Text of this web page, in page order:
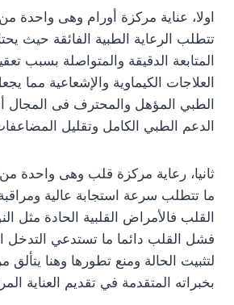
اولا، عناية مركزة أورام وهى واحدة
تتطلب الرعاية الطبية الفائقة حيث
المتابعة الدقيقة والمتواصلة بسبب
العلاجات الكيماوية والإشعاعية مما
الطبي المؤهل والمحترف فى المجال
الدعم الطبي الكامل وتقليل
ثانيا، رعاية مركزة قلب وهى واحدة
ما تتطلب سرعة استجابة عالية
القلب فالأمراض القلبية الحادة مثل
فشل القلب دائما ما تستدعي التدخل
لتثبيت الحالة ومنع تطورها وهنا
بخبراته المتقدمة في تقديم العناية